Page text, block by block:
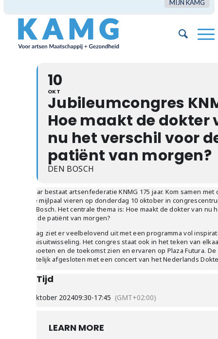
MIJN KAMG
10
OKT
Jubileumcongres
Hoe maakt de dokter
nu het verschil voor
patiënt van morgen?
DEN BOSCH
Dit jaar bestaat artsenfederatie KNMG 175 jaar. Kom samen met
deze mijlpaal vieren op donderdag 10 oktober in
Den Bosch. Het centrale thema is: Hoe maakt de dokter van nu
voor de patiënt van morgen?
De dag ziet er veelbelovend uit met een programma vol
kennisuitwisseling. Het congres staat ook in het teken van
ontmoeten en de toekomst zien en ervaren op Plaza Futura.
feestelijk afgesloten met een concert van het Nederlands
Tijd
10 oktober 202409:30-17:45 (GMT+02:00)
LEARN MORE